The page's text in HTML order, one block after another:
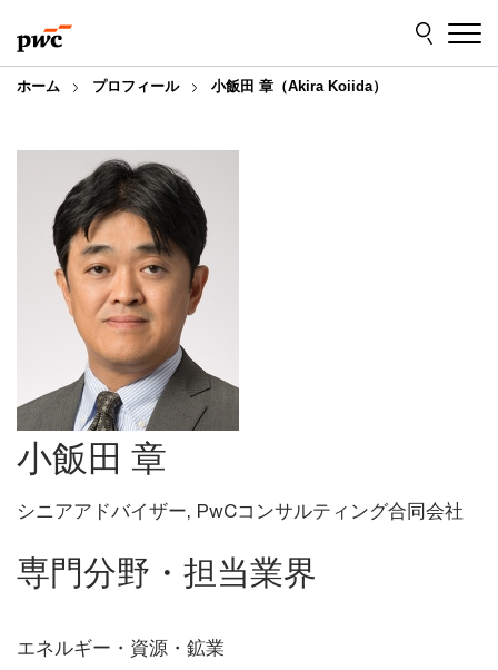
to
content
to
footer
ホーム プロフィール 小飯田 章（Akira Koiida）
小飯田 章
シニアアドバイザー, PwCコンサルティング合同会社
専門分野・担当業界
エネルギー・資源・鉱業